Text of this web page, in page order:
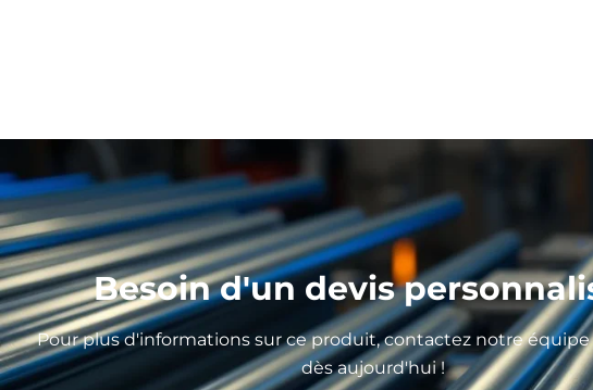
Besoin d'un devis
Pour plus d'informations sur ce produit, contactez notre
dès aujourd'hui !